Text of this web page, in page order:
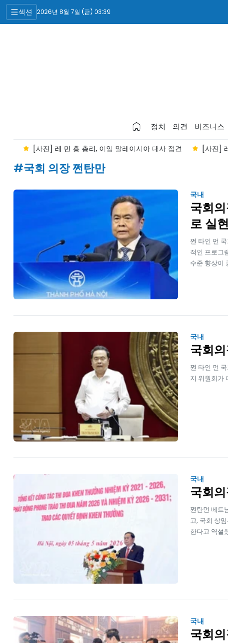
섹션 2026년 8월 7일 (금) 03:39
정치 의견 비즈니스
[사진] 레 민 흥 총리, 이임 말레이시아 대사 접견 [사진] 레
#국회 의장 쩐탄만
국내
국회
로 실
쩐 타인 먼
적인 프로그
수준 향상이
국내
국회
쩐 타인 먼
지 위원회가
국내
국회
쩐탄먼 베트
고, 국회 상
한다고 역설
국내
국회